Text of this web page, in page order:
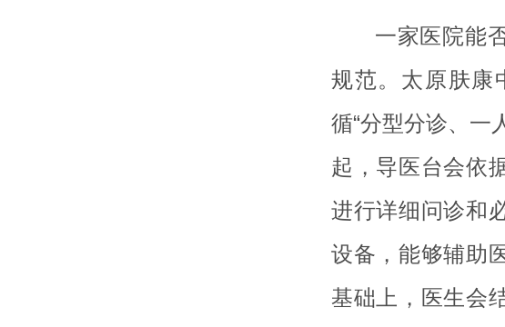
一家医院能
规范。太原肤康
循“分型分诊、一
起，导医台会依
进行详细问诊和
设备，能够辅助
基础上，医生会